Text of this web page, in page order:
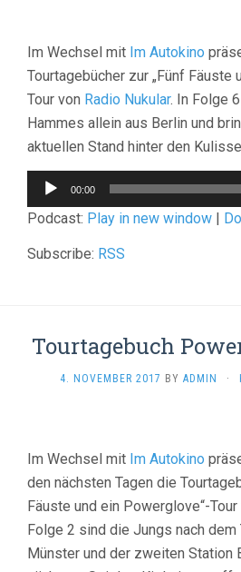
Im Wechsel mit Im Autokino
Tourtagebücher zur „Fünf Fäuste
Tour von Radio Nukular. In Folge
Hammes allein aus Berlin und
aktuellen Stand hinter den
Audio-
Player
00:00
Podcast: Play in new window |
Subscribe: RSS
Tourtagebuch
4. NOVEMBER 2017 BY ADMIN ·
Im Wechsel mit Im Autokino
den nächsten Tagen die
Fäuste und ein Powerglove“-Tour
Folge 2 sind die Jungs nach dem
Münster und der zweiten Station